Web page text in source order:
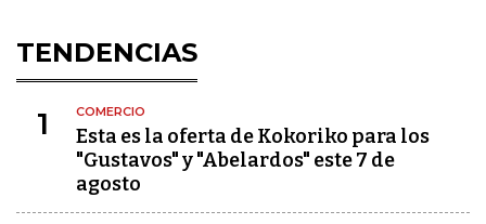
TENDENCIAS
1 COMERCIO
Esta es la oferta de Kokoriko para los
"Gustavos" y "Abelardos" este 7 de
agosto